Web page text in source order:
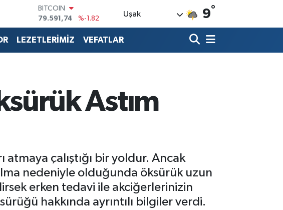
79.591,74
DOLAR
EURO
53,38690
%0.19
STERLİN
BİST100
14.598,00
%0
Uşak 9°
LEZETLERİMİZ VEFATLAR
Astım
çalıştığı bir yoldur. Ancak
nedeniyle olduğunda öksürük uzun
erken tedavi ile akciğerlerinizin
hakkında ayrıntılı bilgiler verdi.